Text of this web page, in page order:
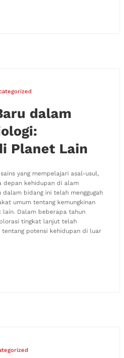
dalam
Planet Lain
yang mempelajari asal-usul,
depan kehidupan di alam
bidang ini telah menggugah
umum tentang kemungkinan
Dalam beberapa tahun
tingkat lanjut telah
potensi kehidupan di luar